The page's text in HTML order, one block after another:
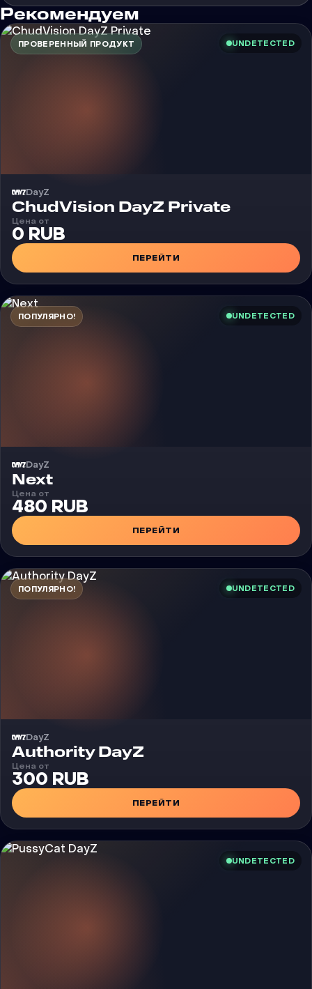
Рекомендуем
ПРОВЕРЕННЫЙ ПРОДУКТ UNDETECTED
DayZ
Чит
ChudVision DayZ Private
Цена от
0 RUB
ПЕРЕЙТИ
ПОПУЛЯРНО! UNDETECTED
DayZ
Чит
Next
Цена от
480 RUB
ПЕРЕЙТИ
ПОПУЛЯРНО! UNDETECTED
DayZ
Чит
Authority DayZ
Цена от
300 RUB
ПЕРЕЙТИ
UNDETECTED